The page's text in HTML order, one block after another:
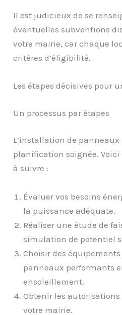
Il est judicieux de se
éventuelles subventions
votre mairie, car chaque
critères d’éligibilité.
Les étapes décisives pour
Un processus par étapes
L’installation de
planification soignée.
à suivre :
Évaluer vos besoins
la puissance adéquate.
Réaliser une étude de
simulation de potentiel
Choisir des
panneaux performants
ensoleillement.
Obtenir les autorisations
votre mairie.